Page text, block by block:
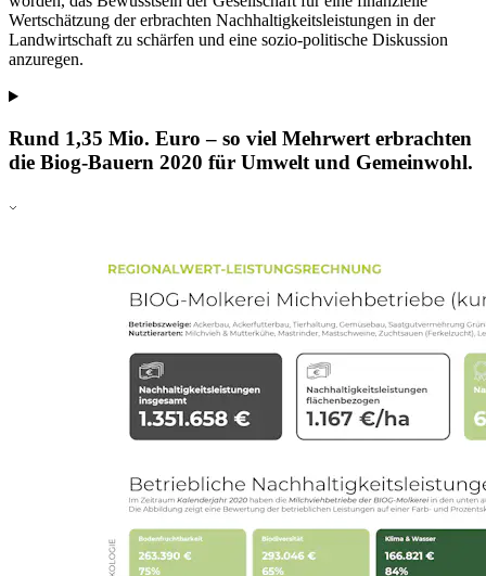
Wertschätzung der erbrachten Nachhaltigkeitsleistungen in der
Landwirtschaft zu schärfen und eine sozio-politische Diskussion
anzuregen.
Rund 1,35 Mio. Euro – so viel Mehrwert erbrachten
die Biog-Bauern 2020 für Umwelt und Gemeinwohl.